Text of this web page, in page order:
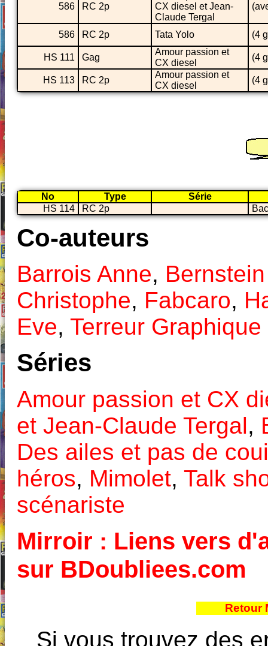
586 RC 2p
CX diesel et Jean-
Claude Tergal
586 RC 2p Tata Yolo (4
HS 111 Gag
Amour passion et
CX diesel
(4
HS 113 RC 2p
Amour passion et
CX diesel
(4
No Type
Série
HS 114
RC 2p
Co-auteurs
Barrois Anne,
Christophe, Fabcaro,
Eve, Terreur Graphique
Séries
Amour passion et CX
et Jean-Claude Tergal,
Des ailes et pas de
héros, Mimolet, Talk
scénariste
Mirroir : Liens vers
sur BDoubliees.com
Retour
Si vous trouvez des